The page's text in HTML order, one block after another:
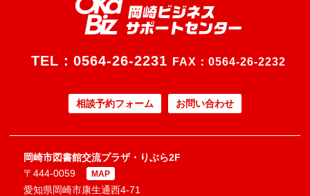
TEL： 0564-26-2231 FAX：0564-26-2232
相談予約フォーム お問い合わせ
岡崎市図書館交流プラザ・りぶら2F
〒444-0059
MAP
愛知県岡崎市康生通西4-71